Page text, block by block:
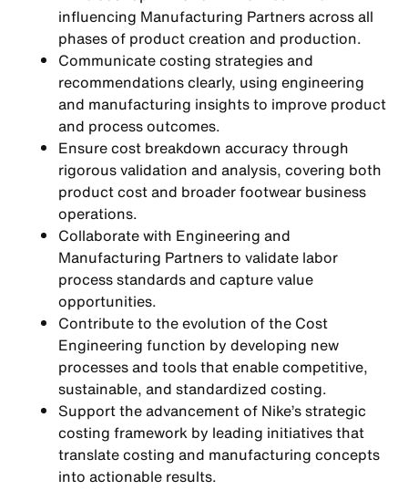
influencing Manufacturing Partners across all
phases of product creation and production.
Communicate costing strategies and
recommendations clearly, using engineering
and manufacturing insights to improve product
and process outcomes.
Ensure cost breakdown accuracy through
rigorous validation and analysis, covering both
product cost and broader footwear business
operations.
Collaborate with Engineering and
Manufacturing Partners to validate labor
process standards and capture value
opportunities.
Contribute to the evolution of the Cost
Engineering function by developing new
processes and tools that enable competitive,
sustainable, and standardized costing.
Support the advancement of Nike’s strategic
costing framework by leading initiatives that
translate costing and manufacturing concepts
into actionable results.